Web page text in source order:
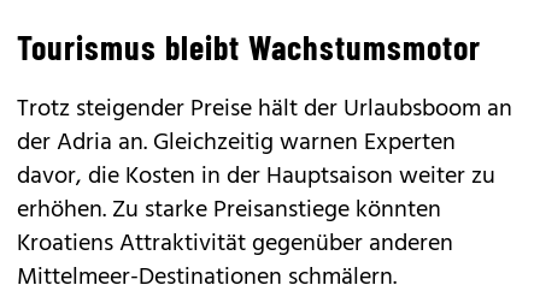
Tourismus bleibt Wachstumsmotor
Trotz steigender Preise hält der Urlaubsboom an
der Adria an. Gleichzeitig warnen Experten
davor, die Kosten in der Hauptsaison weiter zu
erhöhen. Zu starke Preisanstiege könnten
Kroatiens Attraktivität gegenüber anderen
Mittelmeer-Destinationen schmälern.